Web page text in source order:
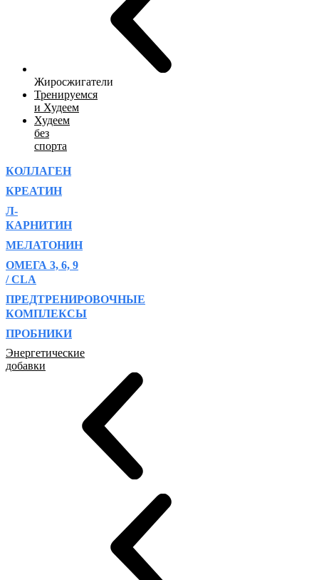
Жиросжигатели
Тренируемся
и Худеем
Худеем
без
спорта
КОЛЛАГЕН
КРЕАТИН
Л-
КАРНИТИН
МЕЛАТОНИН
ОМЕГА 3, 6, 9
/ CLA
ПРЕДТРЕНИРОВОЧНЫЕ
КОМПЛЕКСЫ
ПРОБНИКИ
Энергетические
добавки